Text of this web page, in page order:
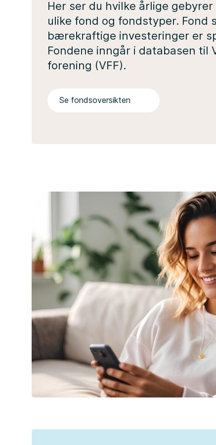
Her ser du hvilke årlige
ulike fond og fondstyper. Fond
bærekraftige investeringer er
Fondene inngår i databasen til
forening (VFF).
Se fondsoversikten